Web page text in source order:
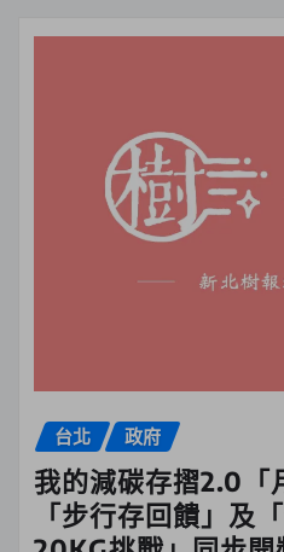
台北 政府
我的減碳存摺2.0「
「步行存回饋」及